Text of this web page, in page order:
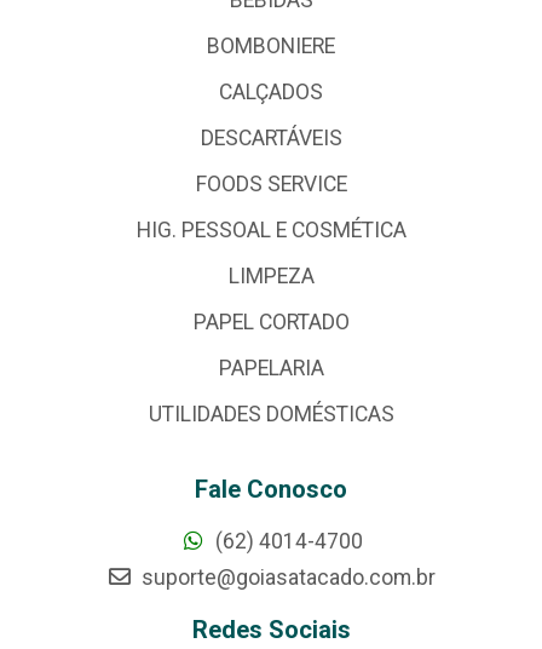
BOMBONIERE
CALÇADOS
DESCARTÁVEIS
FOODS SERVICE
HIG. PESSOAL E COSMÉTICA
LIMPEZA
PAPEL CORTADO
PAPELARIA
UTILIDADES DOMÉSTICAS
Fale Conosco
(62) 4014-4700
suporte@goiasatacado.com.br
Redes Sociais